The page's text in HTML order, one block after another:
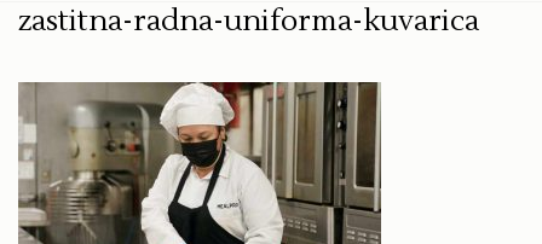
zastitna-radna-uniforma-kuvarica